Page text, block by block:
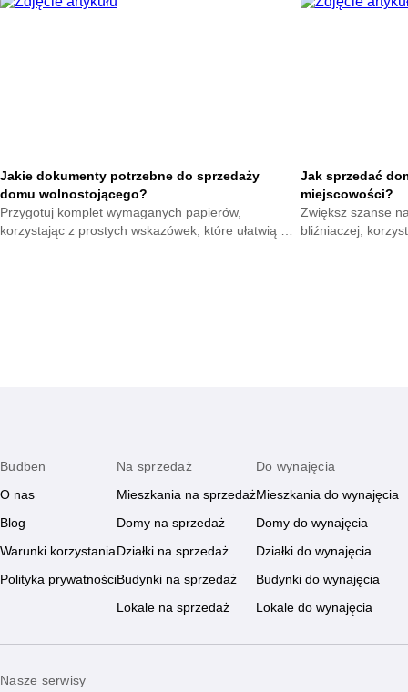
zza bocznej
Jakie dokumenty potrzebne do sprzedaży
domu wolnostojącego?
Przygotuj komplet wymaganych papierów,
korzystając z prostych wskazówek, które ułatwią Ci
Jak sprzedać
miejscowości?
Zwiększ szanse
bliźniaczej,
Budben
O nas
Blog
Warunki korzystania
Polityka prywatności
Na sprzedaż
Mieszkania na sprzedaż
Domy na sprzedaż
Działki na sprzedaż
Budynki na sprzedaż
Lokale na sprzedaż
Do wynajęcia
Mieszkania do wynajęcia
Domy do wynajęcia
Działki do wynajęcia
Budynki do wynajęcia
Lokale do wynajęcia
Nasze serwisy